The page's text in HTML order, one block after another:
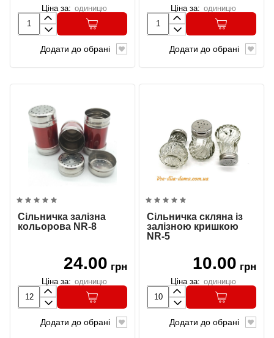
Ціна за: одиницю
Додати до обрані
Ціна за: одиницю
Додати до обрані
Сільничка залізна
кольорова NR-8
24.00 грн
Ціна за: одиницю
Додати до обрані
Сільничка скляна із
залізною кришкою
NR-5
10.00 грн
Ціна за: одиницю
Додати до обрані